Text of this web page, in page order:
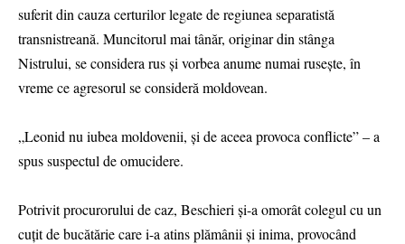
suferit din cauza certurilor legate de regiunea separatistă
transnistreană. Muncitorul mai tânăr, originar din stânga
Nistrului, se considera rus și vorbea anume numai rusește, în
vreme ce agresorul se consideră moldovean.
„Leonid nu iubea moldovenii, și de aceea provoca conflicte” – a
spus suspectul de omucidere.
Potrivit procurorului de caz, Beschieri și-a omorât colegul cu un
cuțit de bucătărie care i-a atins plămânii și inima, provocând